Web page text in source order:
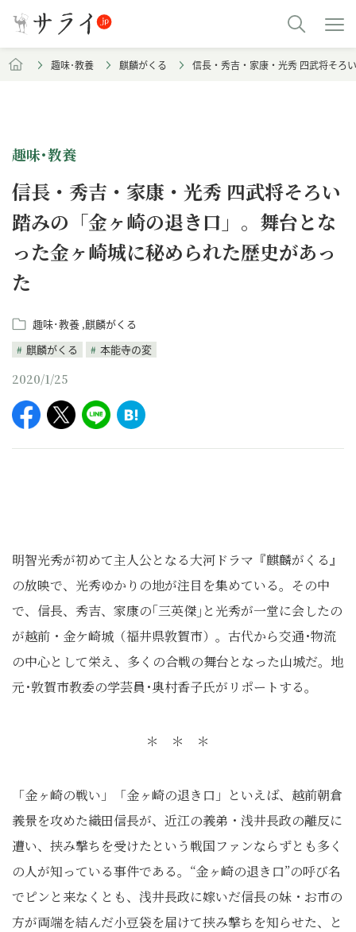
趣味･教養 麒麟がくる 信長・秀吉・家康・光秀 四武将そろ
趣味･教養
信長・秀吉・家康・光秀 四武将そろい
踏みの「金ヶ崎の退き口」。舞台とな
った金ヶ崎城に秘められた歴史があっ
た
趣味･教養 麒麟がくる
麒麟がくる
本能寺の変
2020/1/25
明智光秀が初めて主人公となる大河ドラマ『麒麟がくる』
の放映で、光秀ゆかりの地が注目を集めている。その中
で、信長、秀吉、家康の｢三英傑｣と光秀が一堂に会したの
が越前・金ケ崎城（福井県敦賀市）。古代から交通･物流
の中心として栄え、多くの合戦の舞台となった山城だ。地
元･敦賀市教委の学芸員･奥村香子氏がリポートする。
＊ ＊ ＊
「金ヶ崎の戦い」「金ヶ崎の退き口」といえば、越前朝倉
義景を攻めた織田信長が、近江の義弟・浅井長政の離反に
遭い、挟み撃ちを受けたという戦国ファンならずとも多く
の人が知っている事件である。“金ヶ崎の退き口”の呼び名
でピンと来なくとも、浅井長政に嫁いだ信長の妹・お市の
方が両端を結んだ小豆袋を届けて挟み撃ちを知らせた、と